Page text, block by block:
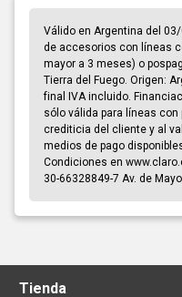
Válido en Argentina del
de accesorios con líneas
mayor a 3 meses) o
Tierra del Fuego. Origen:
final IVA incluido.
sólo válida para líneas con
crediticia del cliente y al
medios de pago
Condiciones en
30-66328849-7 Av. de
Tienda